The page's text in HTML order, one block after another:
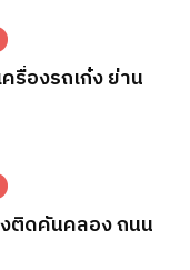
รื่องรถเก๋ง ย่าน
ติดคันคลอง ถนน